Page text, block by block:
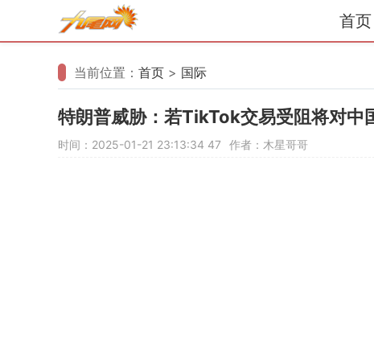
首页
当前位置： 首页 > 国际
特朗普威胁：若TikTok交易受阻将对中
时间：2025-01-21 23:13:34 47 作者：木星哥哥